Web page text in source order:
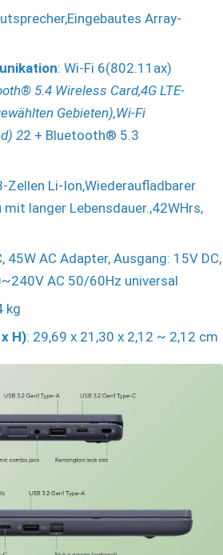
Array-
: Wi-Fi 6(802.11ax)
5.4 Wireless Card,4G LTE-
Gebieten),Wi-Fi
22 + Bluetooth® 5.3
Zellen Li-Ion,Wiederaufladbarer
langer Lebensdauer.,42WHrs,
45W AC Adapter, Ausgang: 15V DC,
AC 50/60Hz universal
kg
H): 29,69 x 21,30 x 2,12 ~ 2,12 cm